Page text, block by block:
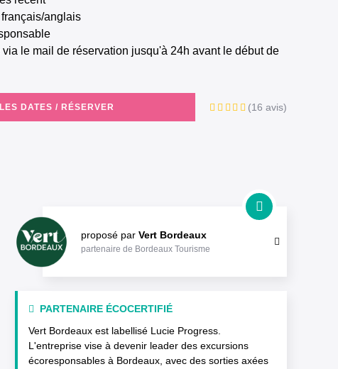
français/anglais
(16 avis)
DATES / RÉSERVER
proposé par Vert Bordeaux
partenaire de Bordeaux Tourisme
PARTENAIRE ÉCOCERTIFIÉ
Vert Bordeaux est labellisé Lucie Progress.
L'entreprise vise à devenir leader des excursions
écoresponsables à Bordeaux, avec des sorties axées